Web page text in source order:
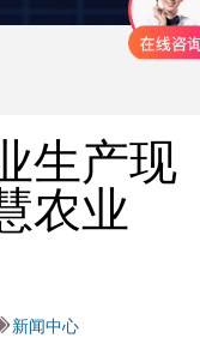
生产现
农业
新闻中心